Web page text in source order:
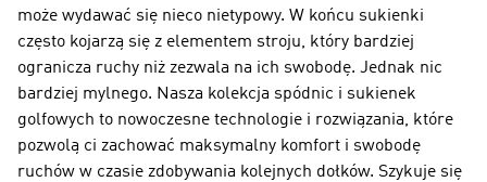
może wydawać się nieco nietypowy. W końcu sukienki
często kojarzą się z elementem stroju, który bardziej
ogranicza ruchy niż zezwala na ich swobodę. Jednak nic
bardziej mylnego. Nasza kolekcja spódnic i sukienek
golfowych to nowoczesne technologie i rozwiązania, które
pozwolą ci zachować maksymalny komfort i swobodę
ruchów w czasie zdobywania kolejnych dołków. Szykuje się